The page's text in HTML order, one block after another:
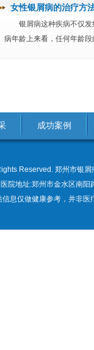
女性银屑病的治疗方
银屑病这种疾病不仅
病年龄上来看，任何年龄
成功案例
Reserved. 郑州市银
医院地址:郑州市金水区南
信息仅做健康参考，并非